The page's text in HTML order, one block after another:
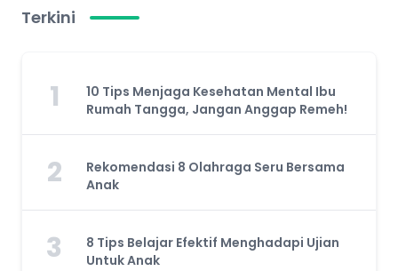
Terkini
1
10 Tips Menjaga Kesehatan Mental Ibu
Rumah Tangga, Jangan Anggap Remeh!
2
Rekomendasi 8 Olahraga Seru Bersama
Anak
3
8 Tips Belajar Efektif Menghadapi Ujian
Untuk Anak